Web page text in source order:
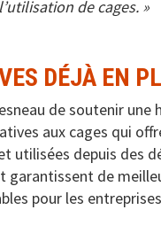
de cages. »
DÉJÀ EN
de soutenir
aux cages qui
utilisées depuis des
garantissent de
pour les